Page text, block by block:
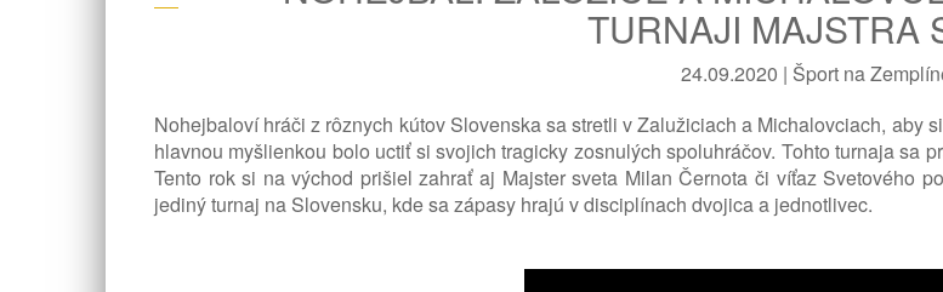
TURNAJI MAJSTRA
24.09.2020 | Šport na
Nohejbaloví hráči z rôznych kútov Slovenska sa stretli v Zalužiciach a Michalovciach, aby
hlavnou myšlienkou bolo uctiť si svojich tragicky zosnulých spoluhráčov. Tohto turnaja sa
Tento rok si na východ prišiel zahrať aj Majster sveta Milan Černota či víťaz Svetového
jediný turnaj na Slovensku, kde sa zápasy hrajú v disciplínach dvojica a jednotlivec.